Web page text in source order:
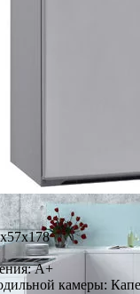
A+
камеры: